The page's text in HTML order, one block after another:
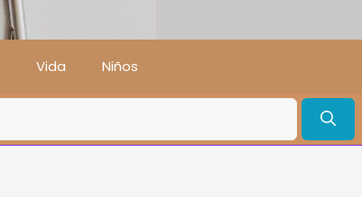
Vida Niños